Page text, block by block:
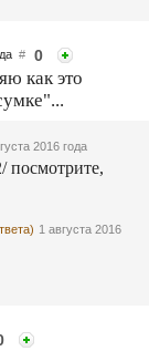
# 0
как это
2016 года
посмотрите,
1 августа 2016